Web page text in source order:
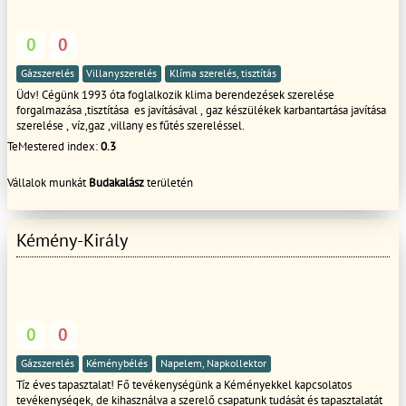
cegeknek teljeskoru ugyintezest vallalunk, hitel, tervezes, ingatlan
kivalasztasa, meglevo ingatlan eladasa, kivitelezes. Csaladi haz epitesi nm
araink 130 ezertol 250 ezerig igeny es minoseg szerint.
0 0
Gázszerelés Villanyszerelés Klíma szerelés, tisztítás
Üdv! Cégünk 1993 óta foglalkozik klima berendezések szerelése
forgalmazása ,tisztítása es javításával , gaz készülékek karbantartása javítása
szerelése , víz,gaz ,villany es fűtés szereléssel.
TeMestered index:0.3
Vállalok munkátBudakalászterületén
Kémény-Király
0 0
Gázszerelés Kéménybélés Napelem, Napkollektor
Tíz éves tapasztalat! Fő tevékenységünk a Kéményekkel kapcsolatos
tevékenységek, de kihasználva a szerelő csapatunk tudását és tapasztalatát